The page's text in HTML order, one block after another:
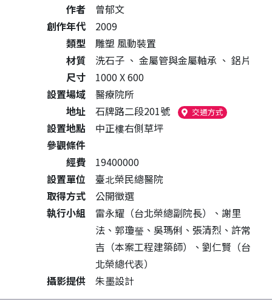
作者
曾郁文
創作年代
2009
類型
雕塑 風動裝置
材質
洗石子 、 金屬管與金屬軸承 、 鋁片
尺寸
1000 X 600
設置場域
醫療院所
地址
石牌路二段201號 交通方式（另開新視窗
設置地點
中正樓右側草坪
參觀條件
經費
19400000
設置單位
臺北榮民總醫院
取得方式
公開徵選
執行小組
雷永耀（台北榮總副院長）、謝里
法、郭瓊瑩、吳瑪俐、張清烈、許常
吉（本案工程建築師）、劉仁賢（台
北榮總代表）
攝影提供
朱墨設計